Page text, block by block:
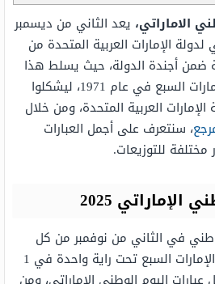
الاماراتي، يعد الثاني من ديسمبر
الإمارات العربية المتحدة من
ضمن أجندة الدولة، حيث يسلط هذا
اليوم الضوء على اتحاد الإمارات السبع في عام 1971، ليشكلوا
العربية المتحدة، ومن خلال
، سنتعرف على أجمل العبارات
مختلفة للتوزيعات.
2025
في الثاني من نوفمبر من كل
عام، وذلك احتفالا بتوحيد الإمارات السبع تحت راية واحدة في 1